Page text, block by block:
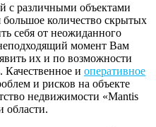
с различными объектами
количество скрытых
себя от неожиданного
момент Вам
их и по возможности
Качественное и оперативное
и рисков на объекте
недвижимости «Mantis
области.